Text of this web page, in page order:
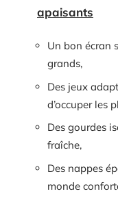
apaisants
Un bon écran
grands,
Des jeux
d’occuper les
Des gourdes
fraîche,
Des nappes
monde